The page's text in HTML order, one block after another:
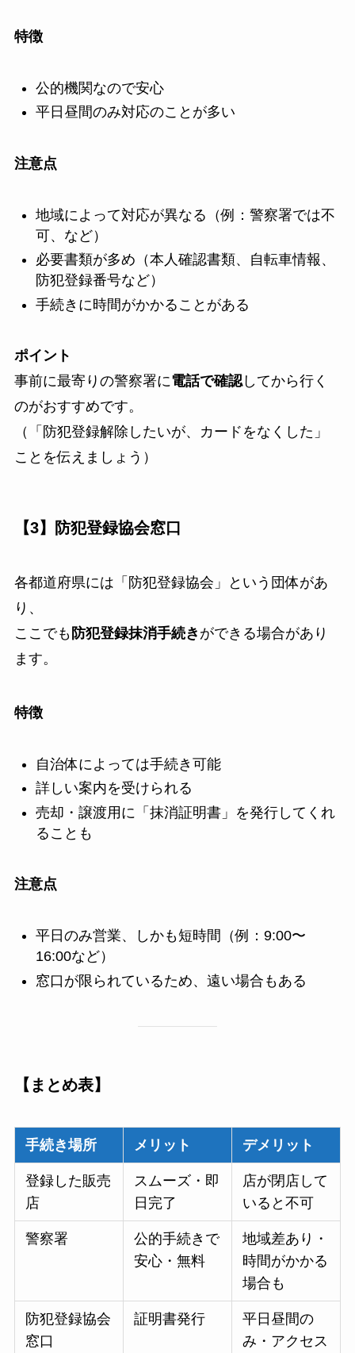
特徴
公的機関なので安心
平日昼間のみ対応のことが多い
注意点
地域によって対応が異なる（例：警察署では不
可、など）
必要書類が多め（本人確認書類、自転車情報、
防犯登録番号など）
手続きに時間がかかることがある
ポイント
事前に最寄りの警察署に電話で確認してから行く
のがおすすめです。
（「防犯登録解除したいが、カードをなくした」
ことを伝えましょう）
【3】防犯登録協会窓口
各都道府県には「防犯登録協会」という団体があ
り、
ここでも 防犯登録抹消手続き ができる場合があり
ます。
特徴
自治体によっては手続き可能
詳しい案内を受けられる
売却・譲渡用に「抹消証明書」を発行してくれ
ることも
注意点
平日のみ営業、しかも短時間（例：9:00〜
16:00など）
窓口が限られているため、遠い場合もある
【まとめ表】
手続き場所 メリット デメリット
登録した販売
店
スムーズ・即
日完了
店が閉店して
いると不可
警察署
公的手続きで
安心・無料
地域差あり・
時間がかかる
場合も
防犯登録協会
窓口
証明書発行
平日昼間の
み・アクセス